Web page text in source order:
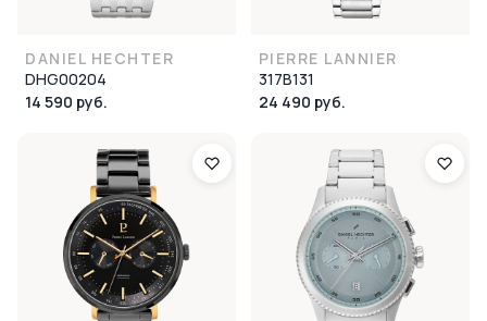
DANIEL HECHTER
DHG00204
14 590 руб.
PIERRE LANNIER
317B131
24 490 руб.